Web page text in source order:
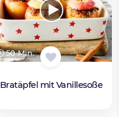
50 Min.
Bratäpfel mit Vanillesoße